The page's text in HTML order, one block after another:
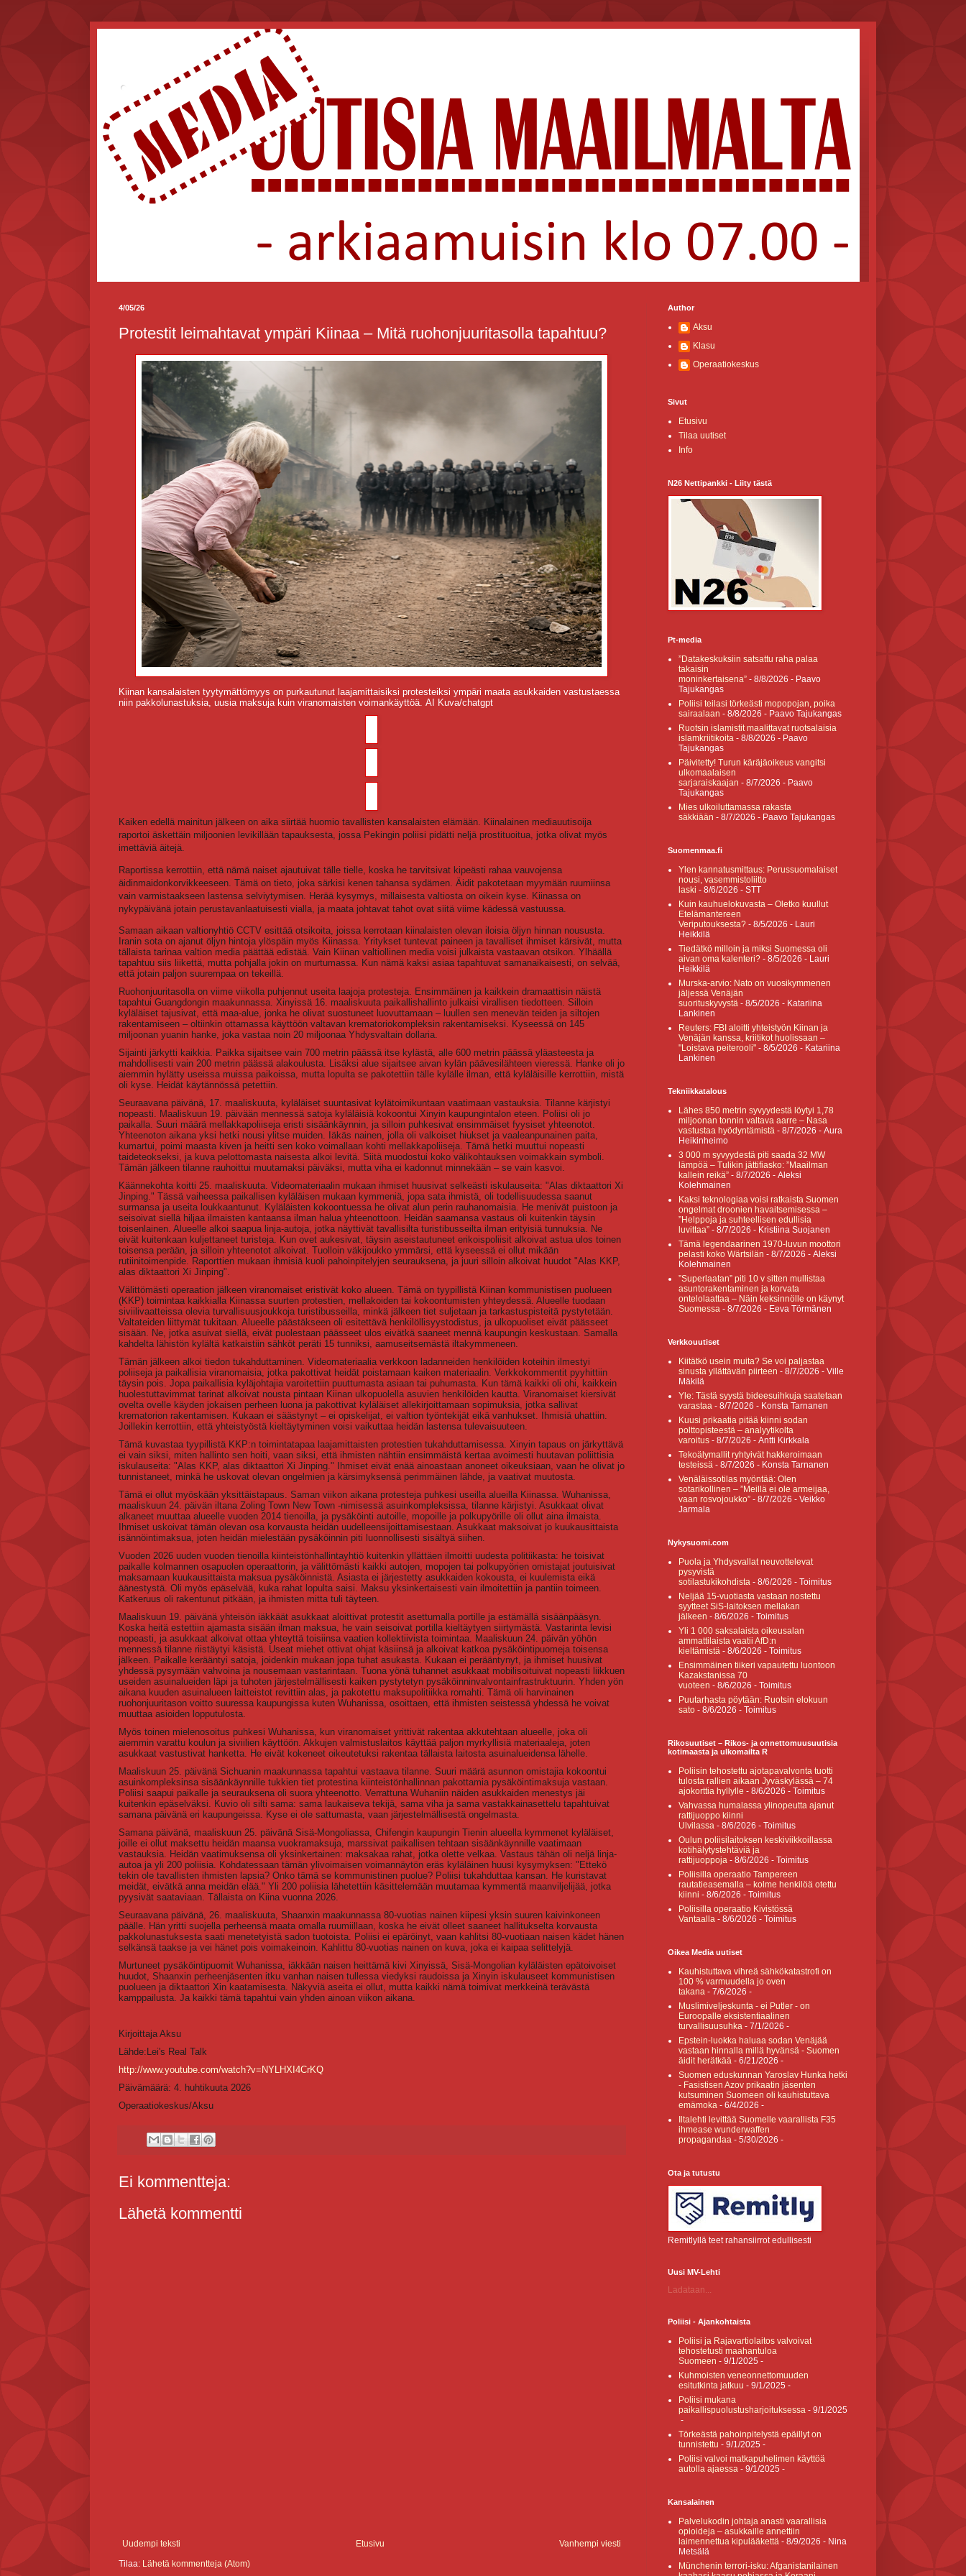
.
4/05/26
Protestit leimahtavat ympäri Kiinaa – Mitä ruohonjuuritasolla tapahtuu?
Kiinan kansalaisten tyytymättömyys on purkautunut laajamittaisiksi protesteiksi ympäri maata asukkaiden vastustaessa
niin pakkolunastuksia, uusia maksuja kuin viranomaisten voimankäyttöä. AI Kuva/chatgpt
Kaiken edellä mainitun jälkeen on aika siirtää huomio tavallisten kansalaisten elämään. Kiinalainen mediauutisoija
raportoi äskettäin miljoonien levikillään tapauksesta, jossa Pekingin poliisi pidätti neljä prostituoitua, jotka olivat myös
imettäviä äitejä.
Raportissa kerrottiin, että nämä naiset ajautuivat tälle tielle, koska he tarvitsivat kipeästi rahaa vauvojensa
äidinmaidonkorvikkeeseen. Tämä on tieto, joka särkisi kenen tahansa sydämen. Äidit pakotetaan myymään ruumiinsa
vain varmistaakseen lastensa selviytymisen. Herää kysymys, millaisesta valtiosta on oikein kyse. Kiinassa on
nykypäivänä jotain perustavanlaatuisesti vialla, ja maata johtavat tahot ovat siitä viime kädessä vastuussa.
Samaan aikaan valtionyhtiö CCTV esittää otsikoita, joissa kerrotaan kiinalaisten olevan iloisia öljyn hinnan noususta.
Iranin sota on ajanut öljyn hintoja ylöspäin myös Kiinassa. Yritykset tuntevat paineen ja tavalliset ihmiset kärsivät, mutta
tällaista tarinaa valtion media päättää edistää. Vain Kiinan valtiollinen media voisi julkaista vastaavan otsikon. Ylhäällä
tapahtuu siis liikettä, mutta pohjalla jokin on murtumassa. Kun nämä kaksi asiaa tapahtuvat samanaikaisesti, on selvää,
että jotain paljon suurempaa on tekeillä.
Ruohonjuuritasolla on viime viikolla puhjennut useita laajoja protesteja. Ensimmäinen ja kaikkein dramaattisin näistä
tapahtui Guangdongin maakunnassa. Xinyissä 16. maaliskuuta paikallishallinto julkaisi virallisen tiedotteen. Silloin
kyläläiset tajusivat, että maa-alue, jonka he olivat suostuneet luovuttamaan – luullen sen menevän teiden ja siltojen
rakentamiseen – oltiinkin ottamassa käyttöön valtavan krematoriokompleksin rakentamiseksi. Kyseessä on 145
miljoonan yuanin hanke, joka vastaa noin 20 miljoonaa Yhdysvaltain dollaria.
Sijainti järkytti kaikkia. Paikka sijaitsee vain 700 metrin päässä itse kylästä, alle 600 metrin päässä yläasteesta ja
mahdollisesti vain 200 metrin päässä alakoulusta. Lisäksi alue sijaitsee aivan kylän päävesilähteen vieressä. Hanke oli jo
aiemmin hylätty useissa muissa paikoissa, mutta lopulta se pakotettiin tälle kylälle ilman, että kyläläisille kerrottiin, mistä
oli kyse. Heidät käytännössä petettiin.
Seuraavana päivänä, 17. maaliskuuta, kyläläiset suuntasivat kylätoimikuntaan vaatimaan vastauksia. Tilanne kärjistyi
nopeasti. Maaliskuun 19. päivään mennessä satoja kyläläisiä kokoontui Xinyin kaupungintalon eteen. Poliisi oli jo
paikalla. Suuri määrä mellakkapoliiseja eristi sisäänkäynnin, ja silloin puhkesivat ensimmäiset fyysiset yhteenotot.
Yhteenoton aikana yksi hetki nousi ylitse muiden. Iäkäs nainen, jolla oli valkoiset hiukset ja vaaleanpunainen paita,
kumartui, poimi maasta kiven ja heitti sen koko voimallaan kohti mellakkapoliiseja. Tämä hetki muuttui nopeasti
taideteokseksi, ja kuva pelottomasta naisesta alkoi levitä. Siitä muodostui koko välikohtauksen voimakkain symboli.
Tämän jälkeen tilanne rauhoittui muutamaksi päiväksi, mutta viha ei kadonnut minnekään – se vain kasvoi.
Käännekohta koitti 25. maaliskuuta. Videomateriaalin mukaan ihmiset huusivat selkeästi iskulauseita: "Alas diktaattori Xi
Jinping." Tässä vaiheessa paikallisen kyläläisen mukaan kymmeniä, jopa sata ihmistä, oli todellisuudessa saanut
surmansa ja useita loukkaantunut. Kyläläisten kokoontuessa he olivat alun perin rauhanomaisia. He menivät puistoon ja
seisoivat siellä hiljaa ilmaisten kantaansa ilman halua yhteenottoon. Heidän saamansa vastaus oli kuitenkin täysin
toisenlainen. Alueelle alkoi saapua linja-autoja, jotka näyttivät tavallisilta turistibusseilta ilman erityisiä tunnuksia. Ne
eivät kuitenkaan kuljettaneet turisteja. Kun ovet aukesivat, täysin aseistautuneet erikoispoliisit alkoivat astua ulos toinen
toisensa perään, ja silloin yhteenotot alkoivat. Tuolloin väkijoukko ymmärsi, että kyseessä ei ollut mikään
rutiinitoimenpide. Raporttien mukaan ihmisiä kuoli pahoinpitelyjen seurauksena, ja juuri silloin alkoivat huudot "Alas KKP,
alas diktaattori Xi Jinping".
Välittömästi operaation jälkeen viranomaiset eristivät koko alueen. Tämä on tyypillistä Kiinan kommunistisen puolueen
(KKP) toimintaa kaikkialla Kiinassa suurten protestien, mellakoiden tai kokoontumisten yhteydessä. Alueelle tuodaan
siviilivaatteissa olevia turvallisuusjoukkoja turistibusseilla, minkä jälkeen tiet suljetaan ja tarkastuspisteitä pystytetään.
Valtateiden liittymät tukitaan. Alueelle päästäkseen oli esitettävä henkilöllisyystodistus, ja ulkopuoliset eivät päässeet
sisään. Ne, jotka asuivat siellä, eivät puolestaan päässeet ulos eivätkä saaneet mennä kaupungin keskustaan. Samalla
kahdelta lähistön kylältä katkaistiin sähköt peräti 15 tunniksi, aamuseitsemästä iltakymmeneen.
Tämän jälkeen alkoi tiedon tukahduttaminen. Videomateriaalia verkkoon ladanneiden henkilöiden koteihin ilmestyi
poliiseja ja paikallisia viranomaisia, jotka pakottivat heidät poistamaan kaiken materiaalin. Verkkokommentit pyyhittiin
täysin pois. Jopa paikallisia kyläjohtajia varoitettiin puuttumasta asiaan tai puhumasta. Kun tämä kaikki oli ohi, kaikkein
huolestuttavimmat tarinat alkoivat nousta pintaan Kiinan ulkopuolella asuvien henkilöiden kautta. Viranomaiset kiersivät
ovelta ovelle käyden jokaisen perheen luona ja pakottivat kyläläiset allekirjoittamaan sopimuksia, jotka sallivat
krematorion rakentamisen. Kukaan ei säästynyt – ei opiskelijat, ei valtion työntekijät eikä vanhukset. Ihmisiä uhattiin.
Joillekin kerrottiin, että yhteistyöstä kieltäytyminen voisi vaikuttaa heidän lastensa tulevaisuuteen.
Tämä kuvastaa tyypillistä KKP:n toimintatapaa laajamittaisten protestien tukahduttamisessa. Xinyin tapaus on järkyttävä
ei vain siksi, miten hallinto sen hoiti, vaan siksi, että ihmisten nähtiin ensimmäistä kertaa avoimesti huutavan poliittisia
iskulauseita: "Alas KKP, alas diktaattori Xi Jinping." Ihmiset eivät enää ainoastaan anoneet oikeuksiaan, vaan he olivat jo
tunnistaneet, minkä he uskovat olevan ongelmien ja kärsimyksensä perimmäinen lähde, ja vaativat muutosta.
Tämä ei ollut myöskään yksittäistapaus. Saman viikon aikana protesteja puhkesi useilla alueilla Kiinassa. Wuhanissa,
maaliskuun 24. päivän iltana Zoling Town New Town -nimisessä asuinkompleksissa, tilanne kärjistyi. Asukkaat olivat
alkaneet muuttaa alueelle vuoden 2014 tienoilla, ja pysäköinti autoille, mopoille ja polkupyörille oli ollut aina ilmaista.
Ihmiset uskoivat tämän olevan osa korvausta heidän uudelleensijoittamisestaan. Asukkaat maksoivat jo kuukausittaista
isännöintimaksua, joten heidän mielestään pysäköinnin piti luonnollisesti sisältyä siihen.
Vuoden 2026 uuden vuoden tienoilla kiinteistönhallintayhtiö kuitenkin yllättäen ilmoitti uudesta politiikasta: he toisivat
paikalle kolmannen osapuolen operaattorin, ja välittömästi kaikki autojen, mopojen tai polkupyörien omistajat joutuisivat
maksamaan kuukausittaista maksua pysäköinnistä. Asiasta ei järjestetty asukkaiden kokousta, ei kuulemista eikä
äänestystä. Oli myös epäselvää, kuka rahat lopulta saisi. Maksu yksinkertaisesti vain ilmoitettiin ja pantiin toimeen.
Katkeruus oli rakentunut pitkään, ja ihmisten mitta tuli täyteen.
Maaliskuun 19. päivänä yhteisön iäkkäät asukkaat aloittivat protestit asettumalla portille ja estämällä sisäänpääsyn.
Koska heitä estettiin ajamasta sisään ilman maksua, he vain seisoivat portilla kieltäytyen siirtymästä. Vastarinta levisi
nopeasti, ja asukkaat alkoivat ottaa yhteyttä toisiinsa vaatien kollektiivista toimintaa. Maaliskuun 24. päivän yöhön
mennessä tilanne riistäytyi käsistä. Useat miehet ottivat ohjat käsiinsä ja alkoivat katkoa pysäköintipuomeja toisensa
jälkeen. Paikalle kerääntyi satoja, joidenkin mukaan jopa tuhat asukasta. Kukaan ei perääntynyt, ja ihmiset huusivat
yhdessä pysymään vahvoina ja nousemaan vastarintaan. Tuona yönä tuhannet asukkaat mobilisoituivat nopeasti liikkuen
useiden asuinalueiden läpi ja tuhoten järjestelmällisesti kaiken pystytetyn pysäköinninvalvontainfrastruktuurin. Yhden yön
aikana kuuden asuinalueen laitteistot revittiin alas, ja pakotettu maksupolitiikka romahti. Tämä oli harvinainen
ruohonjuuritason voitto suuressa kaupungissa kuten Wuhanissa, osoittaen, että ihmisten seistessä yhdessä he voivat
muuttaa asioiden lopputulosta.
Myös toinen mielenosoitus puhkesi Wuhanissa, kun viranomaiset yrittivät rakentaa akkutehtaan alueelle, joka oli
aiemmin varattu koulun ja siviilien käyttöön. Akkujen valmistuslaitos käyttää paljon myrkyllisiä materiaaleja, joten
asukkaat vastustivat hanketta. He eivät kokeneet oikeutetuksi rakentaa tällaista laitosta asuinalueidensa lähelle.
Maaliskuun 25. päivänä Sichuanin maakunnassa tapahtui vastaava tilanne. Suuri määrä asunnon omistajia kokoontui
asuinkompleksinsa sisäänkäynnille tukkien tiet protestina kiinteistönhallinnan pakottamia pysäköintimaksuja vastaan.
Poliisi saapui paikalle ja seurauksena oli suora yhteenotto. Verrattuna Wuhaniin näiden asukkaiden menestys jäi
kuitenkin epäselväksi. Kuvio oli silti sama: sama laukaiseva tekijä, sama viha ja sama vastakkainasettelu tapahtuivat
samana päivänä eri kaupungeissa. Kyse ei ole sattumasta, vaan järjestelmällisestä ongelmasta.
Samana päivänä, maaliskuun 25. päivänä Sisä-Mongoliassa, Chifengin kaupungin Tienin alueella kymmenet kyläläiset,
joille ei ollut maksettu heidän maansa vuokramaksuja, marssivat paikallisen tehtaan sisäänkäynnille vaatimaan
vastauksia. Heidän vaatimuksensa oli yksinkertainen: maksakaa rahat, jotka olette velkaa. Vastaus tähän oli neljä linja-
autoa ja yli 200 poliisia. Kohdatessaan tämän ylivoimaisen voimannäytön eräs kyläläinen huusi kysymyksen: "Ettekö
tekin ole tavallisten ihmisten lapsia? Onko tämä se kommunistinen puolue? Poliisi tukahduttaa kansan. He kuristavat
meidät, eivätkä anna meidän elää." Yli 200 poliisia lähetettiin käsittelemään muutamaa kymmentä maanviljelijää, jotka
pyysivät saataviaan. Tällaista on Kiina vuonna 2026.
Seuraavana päivänä, 26. maaliskuuta, Shaanxin maakunnassa 80-vuotias nainen kiipesi yksin suuren kaivinkoneen
päälle. Hän yritti suojella perheensä maata omalla ruumiillaan, koska he eivät olleet saaneet hallitukselta korvausta
pakkolunastuksesta saati menetetyistä sadon tuotoista. Poliisi ei epäröinyt, vaan kahlitsi 80-vuotiaan naisen kädet hänen
selkänsä taakse ja vei hänet pois voimakeinoin. Kahlittu 80-vuotias nainen on kuva, joka ei kaipaa selittelyjä.
Murtuneet pysäköintipuomit Wuhanissa, iäkkään naisen heittämä kivi Xinyissä, Sisä-Mongolian kyläläisten epätoivoiset
huudot, Shaanxin perheenjäsenten itku vanhan naisen tullessa viedyksi raudoissa ja Xinyin iskulauseet kommunistisen
puolueen ja diktaattori Xin kaatamisesta. Näkyviä aseita ei ollut, mutta kaikki nämä toimivat merkkeinä terävästä
kamppailusta. Ja kaikki tämä tapahtui vain yhden ainoan viikon aikana.
Kirjoittaja Aksu
Lähde:Lei's Real Talk
http://www.youtube.com/watch?v=NYLHXI4CrKQ
Päivämäärä: 4. huhtikuuta 2026
Operaatiokeskus/Aksu
Ei kommentteja:
Lähetä kommentti
Uudempi teksti Vanhempi viesti
Etusivu
Tilaa: Lähetä kommentteja (Atom)
Author
Aksu
Klasu
Operaatiokeskus
Sivut
Etusivu
Tilaa uutiset
Info
N26 Nettipankki - Liity tästä
Pt-media
”Datakeskuksiin satsattu raha palaa
takaisin
moninkertaisena” - 8/8/2026 - Paavo
Tajukangas
Poliisi teilasi törkeästi mopopojan, poika
sairaalaan - 8/8/2026 - Paavo Tajukangas
Ruotsin islamistit maalittavat ruotsalaisia
islamkriitikoita - 8/8/2026 - Paavo
Tajukangas
Päivitetty! Turun käräjäoikeus vangitsi
ulkomaalaisen
sarjaraiskaajan - 8/7/2026 - Paavo
Tajukangas
Mies ulkoiluttamassa rakasta
säkkiään - 8/7/2026 - Paavo Tajukangas
Suomenmaa.fi
Ylen kannatusmittaus: Perussuomalaiset
nousi, vasemmistoliitto
laski - 8/6/2026 - STT
Kuin kauhuelokuvasta – Oletko kuullut
Etelämantereen
Veriputouksesta? - 8/5/2026 - Lauri
Heikkilä
Tiedätkö milloin ja miksi Suomessa oli
aivan oma kalenteri? - 8/5/2026 - Lauri
Heikkilä
Murska-arvio: Nato on vuosikymmenen
jäljessä Venäjän
suorituskyvystä - 8/5/2026 - Katariina
Lankinen
Reuters: FBI aloitti yhteistyön Kiinan ja
Venäjän kanssa, kriitikot huolissaan –
"Loistava peiterooli" - 8/5/2026 - Katariina
Lankinen
Tekniikkatalous
Lähes 850 metrin syvyydestä löytyi 1,78
miljoonan tonnin valtava aarre – Nasa
vastustaa hyödyntämistä - 8/7/2026 - Aura
Heikinheimo
3 000 m syvyydestä piti saada 32 MW
lämpöä – Tulikin jättifiasko: ”Maailman
kallein reikä” - 8/7/2026 - Aleksi
Kolehmainen
Kaksi teknologiaa voisi ratkaista Suomen
ongelmat droonien havaitsemisessa –
”Helppoja ja suhteellisen edullisia
luvittaa” - 8/7/2026 - Kristiina Suojanen
Tämä legendaarinen 1970-luvun moottori
pelasti koko Wärtsilän - 8/7/2026 - Aleksi
Kolehmainen
”Superlaatan” piti 10 v sitten mullistaa
asuntorakentaminen ja korvata
ontelolaattaa – Näin keksinnölle on käynyt
Suomessa - 8/7/2026 - Eeva Törmänen
Verkkouutiset
Kiitätkö usein muita? Se voi paljastaa
sinusta yllättävän piirteen - 8/7/2026 - Ville
Mäkilä
Yle: Tästä syystä bideesuihkuja saatetaan
varastaa - 8/7/2026 - Konsta Tarnanen
Kuusi prikaatia pitää kiinni sodan
polttopisteestä – analyytikolta
varoitus - 8/7/2026 - Antti Kirkkala
Tekoälymallit ryhtyivät hakkeroimaan
testeissä - 8/7/2026 - Konsta Tarnanen
Venäläissotilas myöntää: Olen
sotarikollinen – ”Meillä ei ole armeijaa,
vaan rosvojoukko” - 8/7/2026 - Veikko
Jarmala
Nykysuomi.com
Puola ja Yhdysvallat neuvottelevat
pysyvistä
sotilastukikohdista - 8/6/2026 - Toimitus
Neljää 15-vuotiasta vastaan nostettu
syytteet SiS-laitoksen mellakan
jälkeen - 8/6/2026 - Toimitus
Yli 1 000 saksalaista oikeusalan
ammattilaista vaatii AfD:n
kieltämistä - 8/6/2026 - Toimitus
Ensimmäinen tiikeri vapautettu luontoon
Kazakstanissa 70
vuoteen - 8/6/2026 - Toimitus
Puutarhasta pöytään: Ruotsin elokuun
sato - 8/6/2026 - Toimitus
Rikosuutiset – Rikos- ja onnettomuusuutisia
kotimaasta ja ulkomailta R
Poliisin tehostettu ajotapavalvonta tuotti
tulosta rallien aikaan Jyväskylässä – 74
ajokorttia hyllylle - 8/6/2026 - Toimitus
Vahvassa humalassa ylinopeutta ajanut
rattijuoppo kiinni
Ulvilassa - 8/6/2026 - Toimitus
Oulun poliisilaitoksen keskiviikkoillassa
kotihälytystehtäviä ja
rattijuoppoja - 8/6/2026 - Toimitus
Poliisilla operaatio Tampereen
rautatieasemalla – kolme henkilöä otettu
kiinni - 8/6/2026 - Toimitus
Poliisilla operaatio Kivistössä
Vantaalla - 8/6/2026 - Toimitus
Oikea Media uutiset
Kauhistuttava vihreä sähkökatastrofi on
100 % varmuudella jo oven
takana - 7/6/2026 -
Muslimiveljeskunta - ei Putler - on
Euroopalle eksistentiaalinen
turvallisuusuhka - 7/1/2026 -
Epstein-luokka haluaa sodan Venäjää
vastaan hinnalla millä hyvänsä - Suomen
äidit herätkää - 6/21/2026 -
Suomen eduskunnan Yaroslav Hunka hetki
- Fasistisen Azov prikaatin jäsenten
kutsuminen Suomeen oli kauhistuttava
emämoka - 6/4/2026 -
Iltalehti levittää Suomelle vaarallista F35
ihmease wunderwaffen
propagandaa - 5/30/2026 -
Ota ja tutustu
Remitlyllä teet rahansiirrot edullisesti
Uusi MV-Lehti
Ladataan...
Poliisi - Ajankohtaista
Poliisi ja Rajavartiolaitos valvoivat
tehostetusti maahantuloa
Suomeen - 9/1/2025 -
Kuhmoisten veneonnettomuuden
esitutkinta jatkuu - 9/1/2025 -
Poliisi mukana
paikallispuolustusharjoituksessa - 9/1/2025
-
Törkeästä pahoinpitelystä epäillyt on
tunnistettu - 9/1/2025 -
Poliisi valvoi matkapuhelimen käyttöä
autolla ajaessa - 9/1/2025 -
Kansalainen
Palvelukodin johtaja anasti vaarallisia
opioideja – asukkaille annettiin
laimennettua kipulääkettä - 8/9/2026 - Nina
Metsälä
Münchenin terrori-isku: Afganistanilainen